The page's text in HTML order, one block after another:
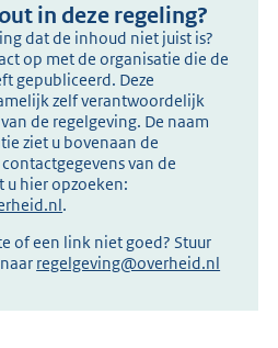
in deze regeling?
dat de inhoud niet juist is?
op met de organisatie die de
gepubliceerd. Deze
zelf verantwoordelijk
de regelgeving. De naam
ziet u bovenaan de
van de
u hier opzoeken:
.
of een link niet goed? Stuur
regelgeving@overheid.nl